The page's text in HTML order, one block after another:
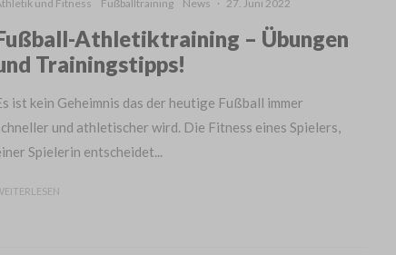
und Fitness Fußballtraining News · 27. Juni 2022
Athletiktraining – Übungen
Trainingstipps!
ist kein Geheimnis das der heutige Fußball immer
und athletischer wird. Die Fitness eines Spielers,
Spielerin entscheidet...